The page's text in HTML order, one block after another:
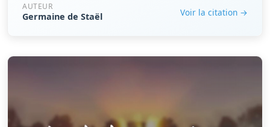
AUTEUR
Germaine de Staël Voir la citation →